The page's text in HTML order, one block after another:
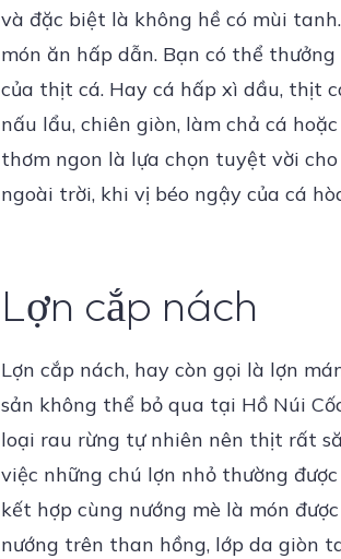
và đặc biệt là không hề có mùi
món ăn hấp dẫn. Bạn có thể
của thịt cá. Hay cá hấp xì dầu, thịt
nấu lẩu, chiên giòn, làm chả cá
thơm ngon là lựa chọn tuyệt vời
ngoài trời, khi vị béo ngậy của cá
Lợn cắp nách
Lợn cắp nách, hay còn gọi là lợn
sản không thể bỏ qua tại Hồ Núi
loại rau rừng tự nhiên nên thịt rất
việc những chú lợn nhỏ thường
kết hợp cùng nướng mè là món
nướng trên than hồng, lớp da giòn